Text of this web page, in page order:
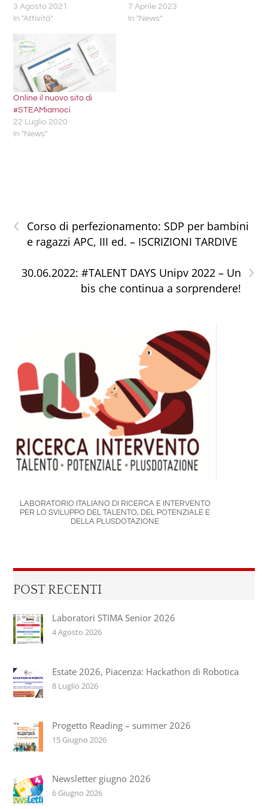
3 Agosto 2021
In "Attività"
7 Aprile 2023
In "News"
Online il nuovo sito di
#STEAMiamoci
22 Luglio 2020
In "News"
‹
Corso di perfezionamento: SDP per bambini
e ragazzi APC, III ed. – ISCRIZIONI TARDIVE
›
30.06.2022: #TALENT DAYS Unipv 2022 – Un
bis che continua a sorprendere!
LABORATORIO ITALIANO DI RICERCA E INTERVENTO
PER LO SVILUPPO DEL TALENTO, DEL POTENZIALE E
DELLA PLUSDOTAZIONE
POST RECENTI
Laboratori STIMA Senior 2026
4 Agosto 2026
Estate 2026, Piacenza: Hackathon di Robotica
8 Luglio 2026
Progetto Reading – summer 2026
15 Giugno 2026
Newsletter giugno 2026
6 Giugno 2026